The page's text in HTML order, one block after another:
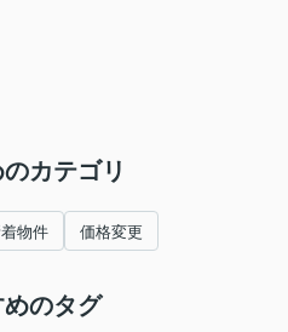
カテゴリ
物件 価格変更
のタグ